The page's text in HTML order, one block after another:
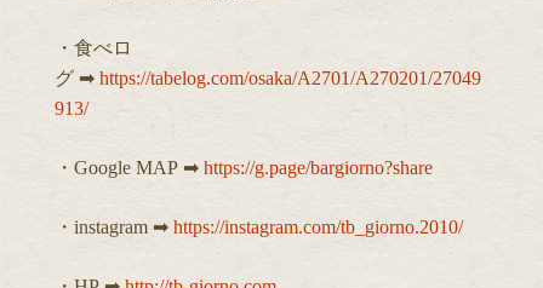
・食べロ
グ ➡︎ https://tabelog.com/osaka/A2701/A270201/27049
913/
・Google MAP ➡︎ https://g.page/bargiorno?share
・instagram ➡︎ https://instagram.com/tb_giorno.2010/